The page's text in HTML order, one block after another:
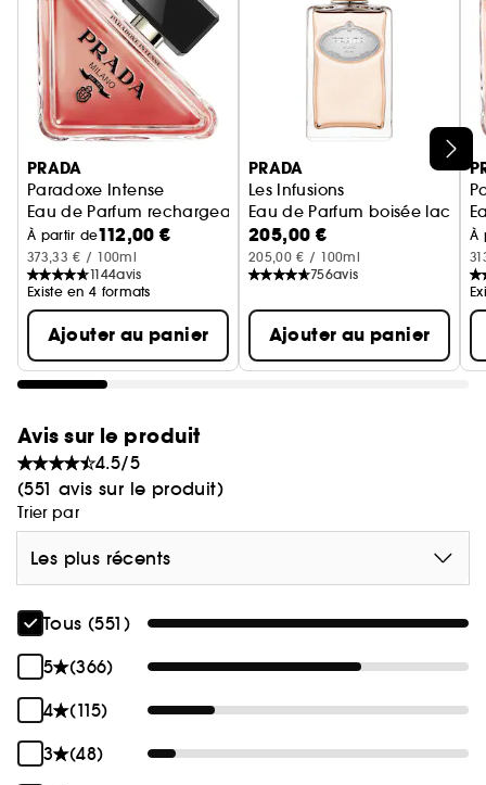
Ignorer le carrousel produits
PRADA
Paradoxe Intense
Eau de Parfum rechargeable Florale Ambrée Boisée pour
À partir de112,00 €
373,33 € / 100ml
1144avis
Existe en 4 formats
Ajouter au panier
PRADA
Les Infusions
Eau de Parfum boisée
205,00 €
205,00 € / 100ml
756avis
Ajouter au panier
À
Avis sur le produit
4.5/5
(551 avis sur le produit)
Trier par
Les plus récents
Tous (551)
5
(366)
4
(115)
3
(48)